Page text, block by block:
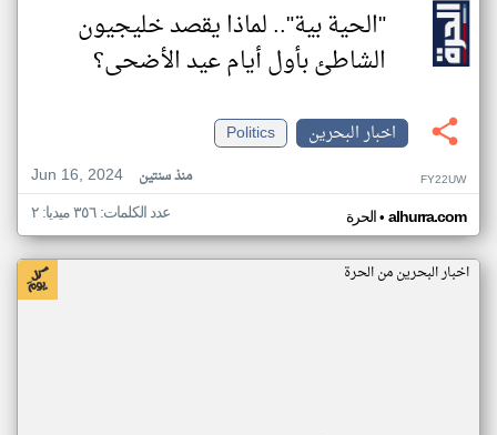
"الحية بية".. لماذا يقصد خليجيون
الشاطئ بأول أيام عيد الأضحى؟
اخبار البحرين
Politics
Jun 16, 2024
منذ سنتين FY22UW
الحرة• alhurra.com عدد الكلمات: ٣٥٦ ميديا: ٢
اخبار البحرين من الحرة